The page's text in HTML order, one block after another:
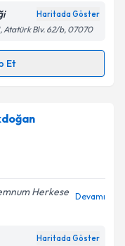
ilişkin
belirtilen
Haritada Göster
Atatürk Blv. 62/b, 07070
Et
talebi oluşturun.
için bir takvim
ilişkin
Aydınlatma
Herkese Devamı
Haritada Göster